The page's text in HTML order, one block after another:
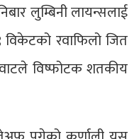
लुम्बिनी लायन्सलाई
विकेटको रवाफिलो जित
वाटले विष्फोटक शतकीय